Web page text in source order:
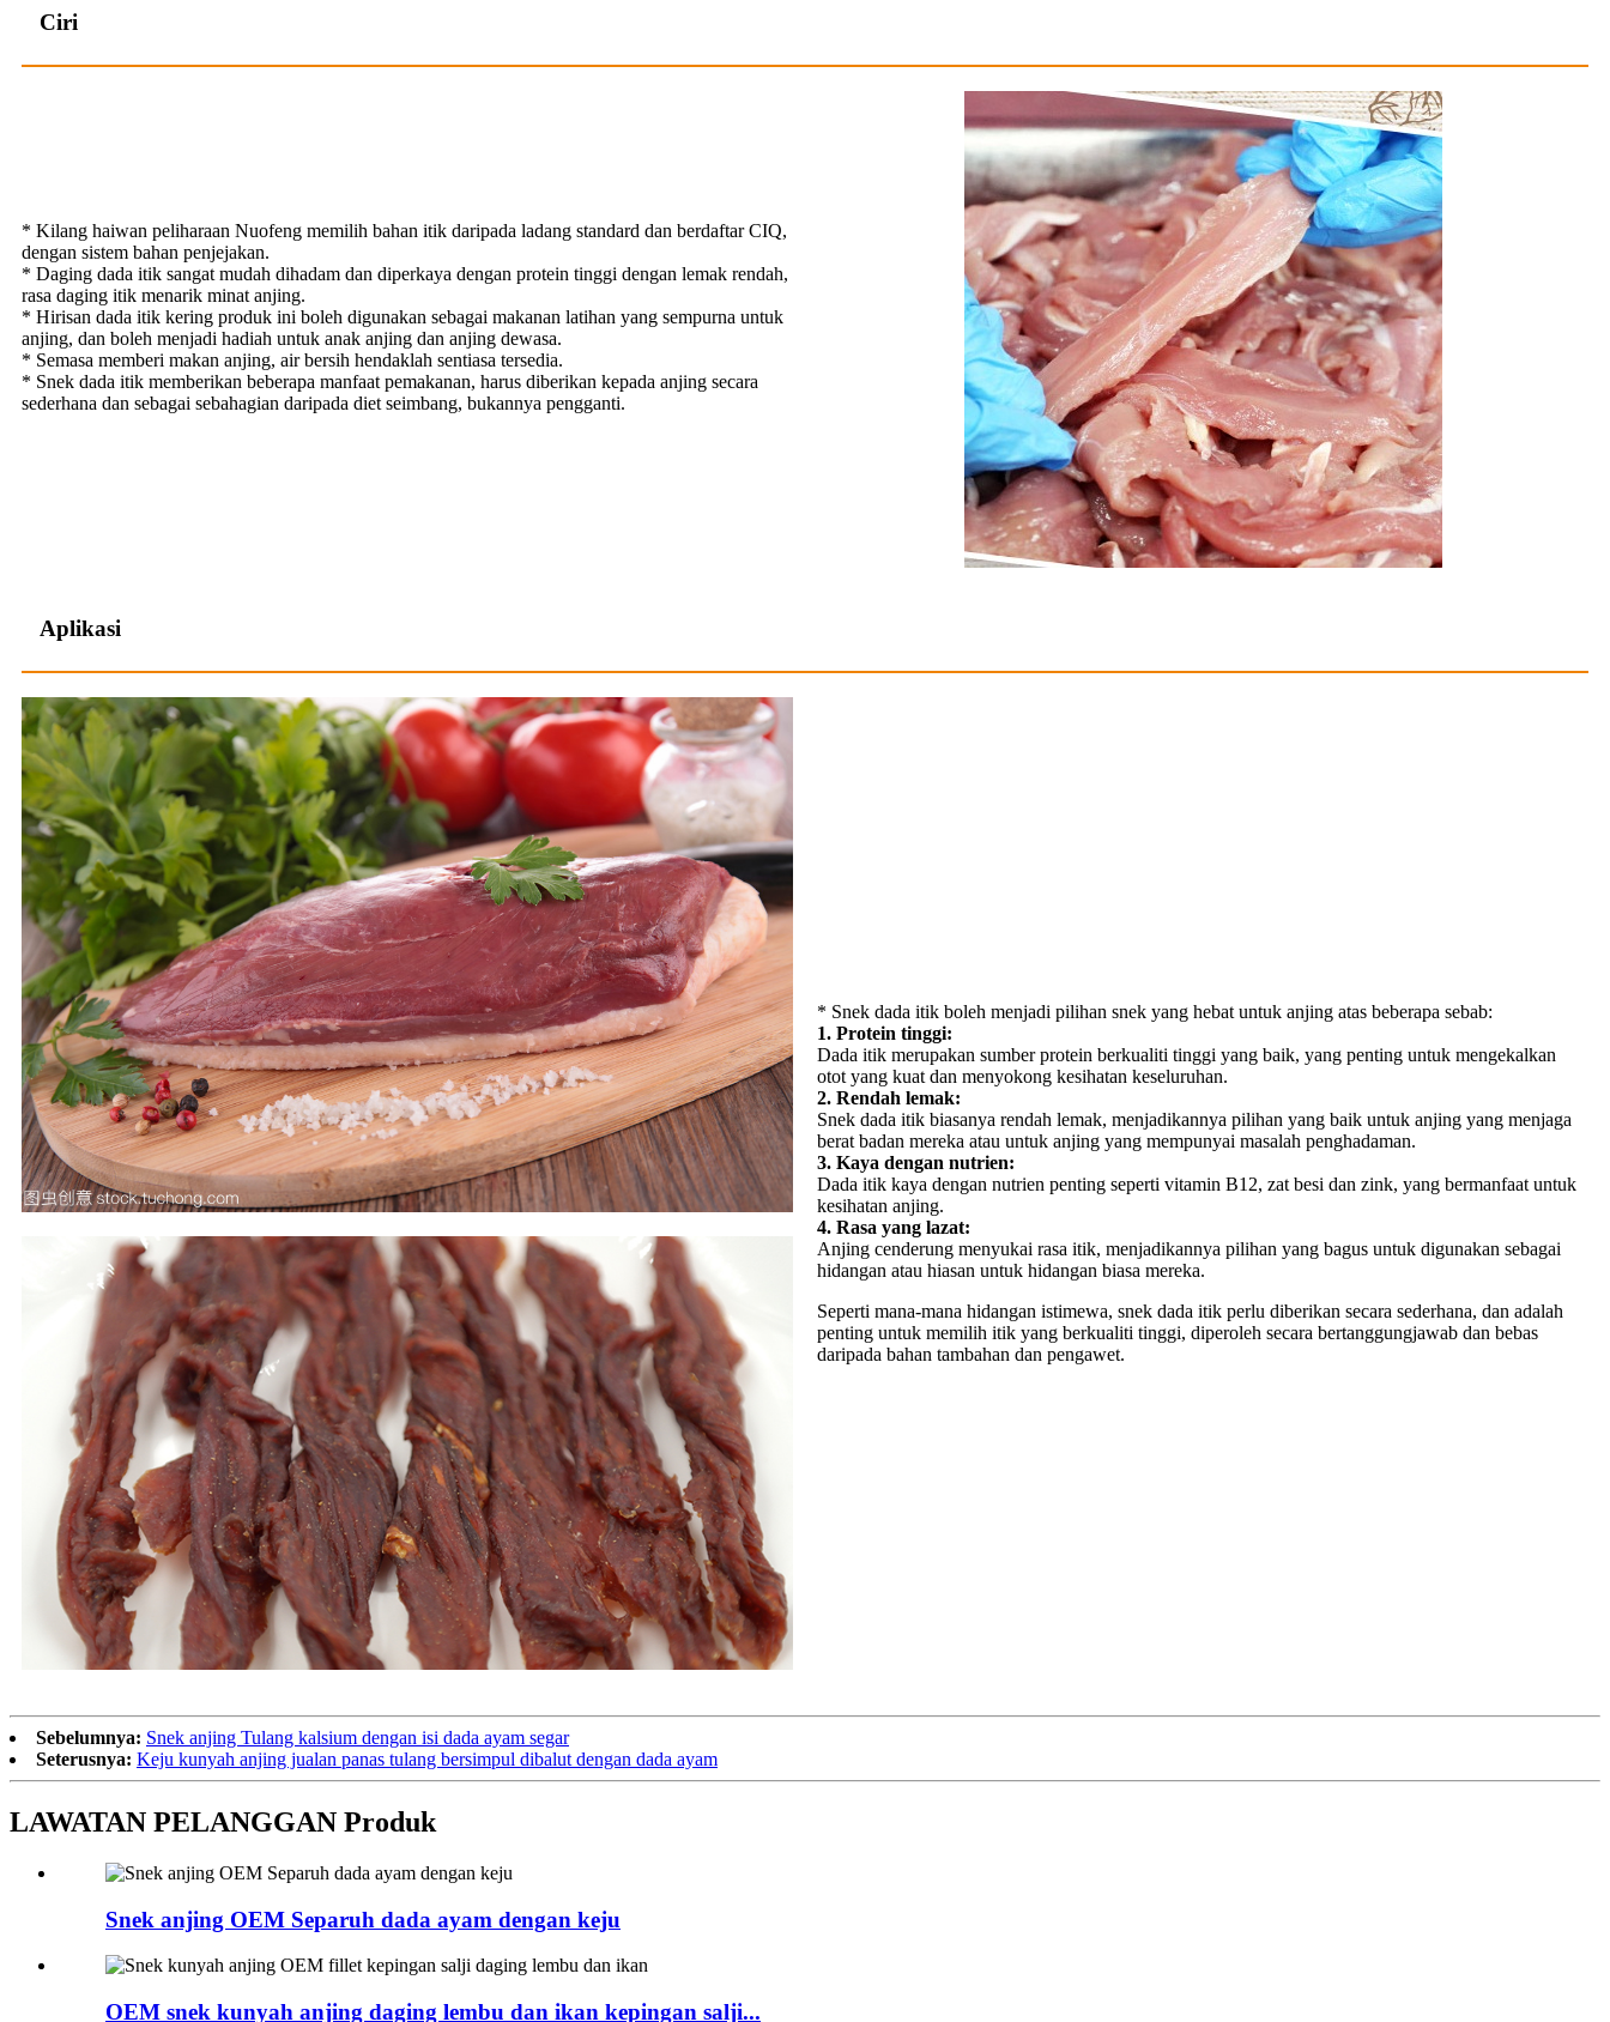
Ciri
* Kilang haiwan peliharaan Nuofeng memilih bahan itik daripada ladang standard dan berdaftar CIQ,
dengan sistem bahan penjejakan.
* Daging dada itik sangat mudah dihadam dan diperkaya dengan protein tinggi dengan lemak rendah,
rasa daging itik menarik minat anjing.
* Hirisan dada itik kering produk ini boleh digunakan sebagai makanan latihan yang sempurna untuk
anjing, dan boleh menjadi hadiah untuk anak anjing dan anjing dewasa.
* Semasa memberi makan anjing, air bersih hendaklah sentiasa tersedia.
* Snek dada itik memberikan beberapa manfaat pemakanan, harus diberikan kepada anjing secara
sederhana dan sebagai sebahagian daripada diet seimbang, bukannya pengganti.
Aplikasi
* Snek dada itik boleh menjadi pilihan snek yang hebat untuk anjing atas beberapa sebab:
1. Protein tinggi:
Dada itik merupakan sumber protein berkualiti tinggi yang baik, yang penting untuk mengekalkan
otot yang kuat dan menyokong kesihatan keseluruhan.
2. Rendah lemak:
Snek dada itik biasanya rendah lemak, menjadikannya pilihan yang baik untuk anjing yang menjaga
berat badan mereka atau untuk anjing yang mempunyai masalah penghadaman.
3. Kaya dengan nutrien:
Dada itik kaya dengan nutrien penting seperti vitamin B12, zat besi dan zink, yang bermanfaat untuk
kesihatan anjing.
4. Rasa yang lazat:
Anjing cenderung menyukai rasa itik, menjadikannya pilihan yang bagus untuk digunakan sebagai
hidangan atau hiasan untuk hidangan biasa mereka.
Seperti mana-mana hidangan istimewa, snek dada itik perlu diberikan secara sederhana, dan adalah
penting untuk memilih itik yang berkualiti tinggi, diperoleh secara bertanggungjawab dan bebas
daripada bahan tambahan dan pengawet.
Sebelumnya: Snek anjing Tulang kalsium dengan isi dada ayam segar
Seterusnya: Keju kunyah anjing jualan panas tulang bersimpul dibalut dengan dada ayam
LAWATAN PELANGGAN Produk
Snek anjing OEM Separuh dada ayam dengan keju
OEM snek kunyah anjing daging lembu dan ikan kepingan salji...